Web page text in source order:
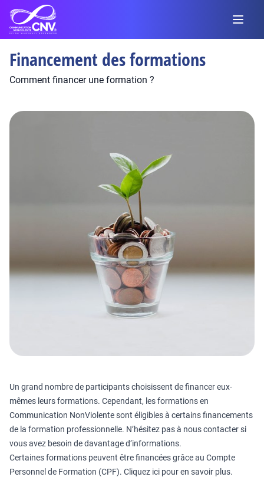
Financement des formations
Comment financer une formation ?
Un grand nombre de participants choisissent de financer eux-
mêmes leurs formations. Cependant, les formations en
Communication NonViolente sont éligibles à certains financements
de la formation professionnelle. N’hésitez pas à nous contacter si
vous avez besoin de davantage d’informations.
Certaines formations peuvent être financées grâce au Compte
Personnel de Formation (CPF). Cliquez ici pour en savoir plus.